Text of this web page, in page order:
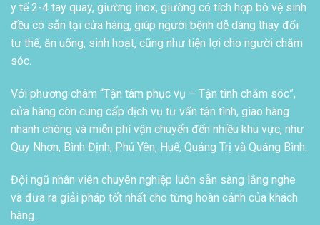
y tế 2-4 tay quay, giường inox, giường có tích hợp bô vệ sinh
đều có sẵn tại cửa hàng, giúp người bệnh dễ dàng thay đổi
tư thế, ăn uống, sinh hoạt, cũng như tiện lợi cho người chăm
sóc.
Với phương châm “Tận tâm phục vụ – Tận tình chăm sóc”,
cửa hàng còn cung cấp dịch vụ tư vấn tận tình, giao hàng
nhanh chóng và miễn phí vận chuyển đến nhiều khu vực, như
Quy Nhơn, Bình Định, Phú Yên, Huế, Quảng Trị và Quảng Bình.
Đội ngũ nhân viên chuyên nghiệp luôn sẵn sàng lắng nghe
và đưa ra giải pháp tốt nhất cho từng hoàn cảnh của khách
hàng..